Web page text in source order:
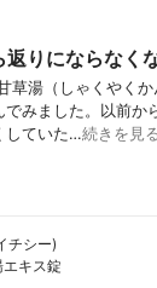
りにならなく
草湯（しゃくやくか
みました。以前か
していた…続きを見
チシー)
キス錠